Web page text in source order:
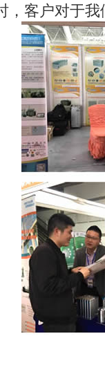
，客户对于